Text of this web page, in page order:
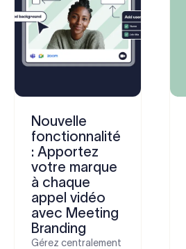
Nouvelle
fonctionnalité
: Apportez
votre marque
à chaque
appel vidéo
avec Meeting
Branding
Gérez centralement